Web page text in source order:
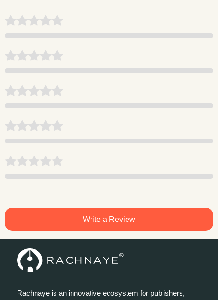
Write a Review
Rachnaye is an innovative ecosystem for publishers,